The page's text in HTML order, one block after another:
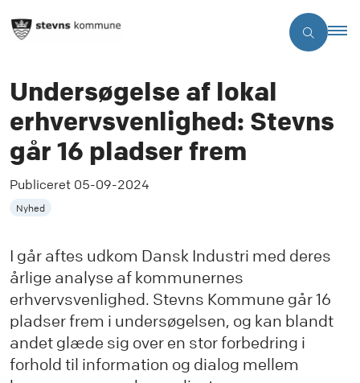
Undersøgelse af lokal
erhvervsvenlighed: Stevns
går 16 pladser frem
Publiceret 05-09-2024
Nyhed
I går aftes udkom Dansk Industri med deres
årlige analyse af kommunernes
erhvervsvenlighed. Stevns Kommune går 16
pladser frem i undersøgelsen, og kan blandt
andet glæde sig over en stor forbedring i
forhold til information og dialog mellem